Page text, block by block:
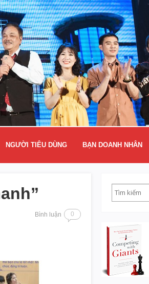
NGƯỜI TIÊU DÙNG BẠN DOANH NHÂN
Bình luận 0